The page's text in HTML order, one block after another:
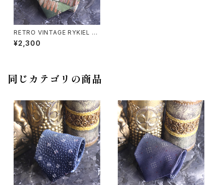
RETRO VINTAGE RYKIEL RE
TRO PATTERNED DESIGN
SILK TIE/レトロ古着レトロ柄
¥2,300
同じカテゴリの商品